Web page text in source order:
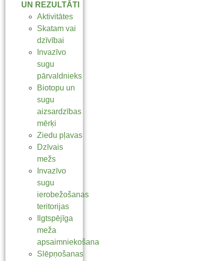
UN REZULTĀTI
Aktivitātes
Skatam vai
dzīvībai
Invazīvo
sugu
pārvaldnieks
Biotopu un
sugu
aizsardzības
mērķi
Ziedu pļavas
Dzīvais
mežs
Invazīvo
sugu
ierobežošanas
teritorijas
Ilgtspējīga
meža
apsaimniekošana
Slēpņošanas